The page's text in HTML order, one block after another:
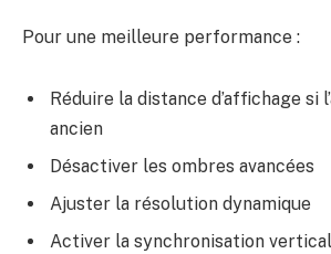
Pour une meilleure performance :
Réduire la distance d’affichage si
ancien
Désactiver les ombres avancées
Ajuster la résolution dynamique
Activer la synchronisation